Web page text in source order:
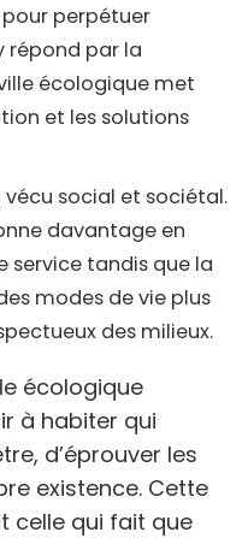
perpétuer
répond par la
écologique met
et les solutions
social et sociétal.
davantage en
service tandis que la
modes de vie plus
des milieux.
écologique
à habiter qui
d’éprouver les
existence. Cette
celle qui fait que